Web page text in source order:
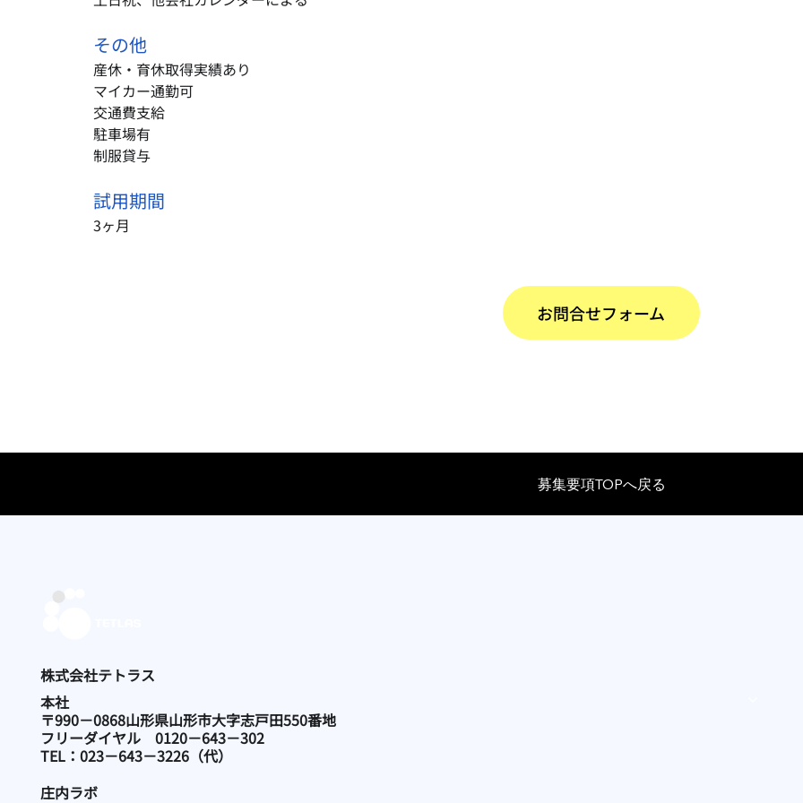
その他
産休・育休取得実績あり
マイカー通勤可
交通費支給
駐車場有
制服貸与
試用期間
3ヶ月
お問合せフォーム
募集要項TOPへ戻る
​株式会社テトラス
本社
〒990－0868山形県山形市大字志戸田550番地
フリーダイヤル 0120－643－302
TEL：023－643－3226（代）
庄内ラボ